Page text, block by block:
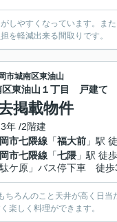
しやすくなっています。ま
を軽減出来る間取りです。
市城南区東油山
区東油山１丁目 戸建て
掲載物件
年 /2階建
市七隈線 「福大前 」駅
市七隈線 「七隈 」駅 徒
駄ケ原」バス停下車 徒歩
ろんのこと天井が高く日
楽しく料理ができます。